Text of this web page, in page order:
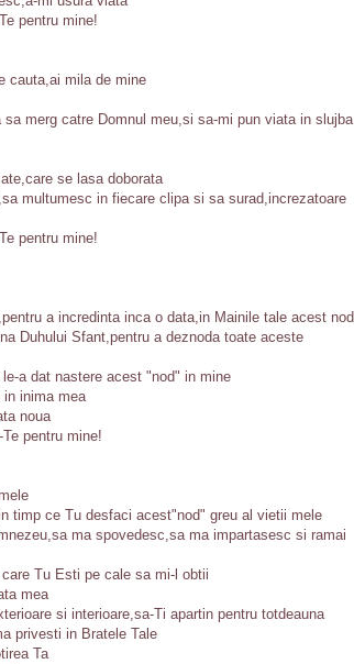
pentru mine!
cauta,ai mila de mine
merg catre Domnul meu,si sa-mi pun viata in slujba
se lasa doborata
multumesc in fiecare clipa si sa surad,increzatoare
pentru mine!
a incredinta inca o data,in Mainile tale acest nod
Duhului Sfant,pentru a deznoda toate aceste
a dat nastere acest "nod" in mine
in inima mea
noua
pentru mine!
timp ce Tu desfaci acest"nod" greu al vietii mele
ma spovedesc,sa ma impartasesc si ramai
Tu Esti pe cale sa mi-l obtii
mea
si interioare,sa-Ti apartin pentru totdeauna
privesti in Bratele Tale
Ta